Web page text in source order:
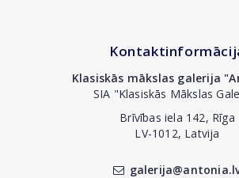
Klasiskās mākslas galerija
SIA "Klasiskās Mākslas
Brīvības iela 142, Rīga
LV-1012, Latvija